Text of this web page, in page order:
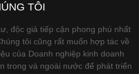
TÔI
độc giả tiếp cận phong phú nhất
tôi cũng rất muốn hợp tác về
của Doanh nghiệp kinh doanh
trong và ngoài nước để phát triển